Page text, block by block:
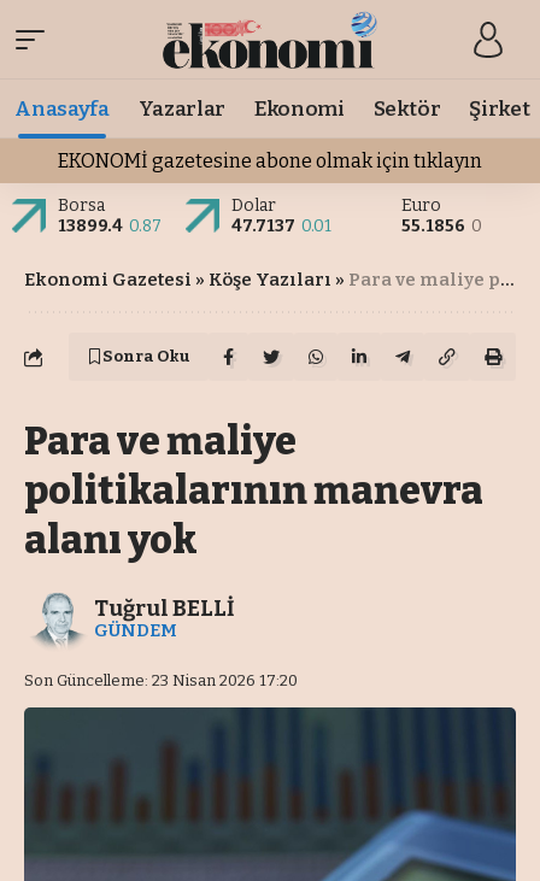
Anasayfa Yazarlar Ekonomi Sektör Şirket
EKONOMİ gazetesine abone olmak için tıklayın
Borsa
13899.4 0.87
Dolar
47.7137 0.01
Euro
55.1856 0
Ekonomi Gazetesi » Köşe Yazıları » Para ve maliye politikalarının manevra alanı yok
Sonra Oku
Para ve maliye
politikalarının manevra
alanı yok
Son Güncelleme: 23 Nisan 2026 17:20
Tuğrul BELLİ
GÜNDEM